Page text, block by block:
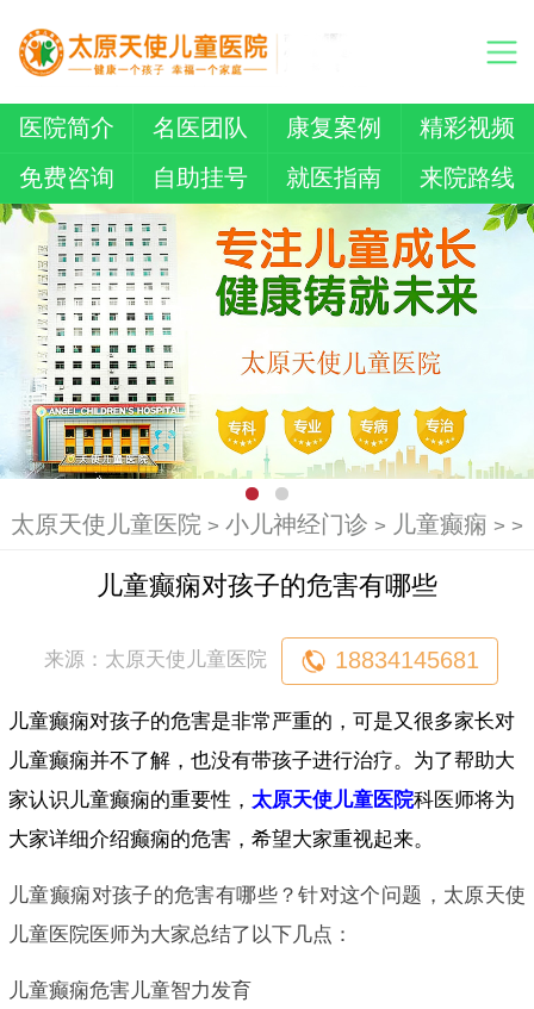
医院简介 名医团队 康复案例
精彩视频
免费咨询
自助挂号 就医指南 来院路线
太原天使儿童医院> 小儿神经门诊 > 儿童癫痫 > >
儿童癫痫对孩子的危害有哪些
来源：太原天使儿童医院 18834145681
儿童癫痫对孩子的危害是非常严重的，可是又很多家长对
儿童癫痫并不了解，也没有带孩子进行治疗。为了帮助大
家认识儿童癫痫的重要性， 太原天使儿童医院科医师将为
大家详细介绍癫痫的危害，希望大家重视起来。
儿童癫痫对孩子的危害有哪些？针对这个问题，太原天使
儿童医院医师为大家总结了以下几点：
儿童癫痫危害儿童智力发育